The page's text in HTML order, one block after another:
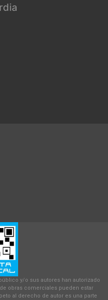
y/o sus autores han autorizado
obras comerciales pueden estar
al derecho de autor es una parte